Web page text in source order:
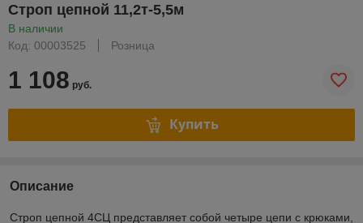
Строп цепной 11,2т-5,5м
В наличии
Код: 00003525
Розница
1 108 руб.
Купить
Описание
Строп цепной 4СЦ представляет собой четыре цепи с крюками,